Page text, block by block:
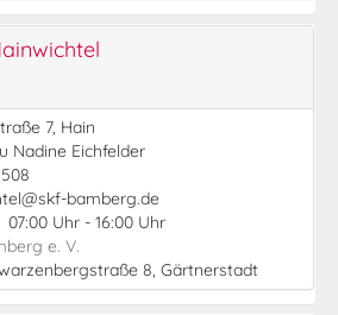
7, Hain
Nadine Eichfelder
bamberg.de
07:00 Uhr - 16:00 Uhr
e. V.
8, Gärtnerstadt